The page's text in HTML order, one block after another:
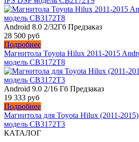
Android 8.0 2/32Гб Предзаказ
28 500 руб
Подробнее
Магнитола Toyota Hilux 2011-2015
модель CB3172T8
Android 9.0 2/16 Гб Предзаказ
19 333 руб
Подробнее
Магнитола для Toyota Hilux (2011-
модель СB3172T3
КАТАЛОГ